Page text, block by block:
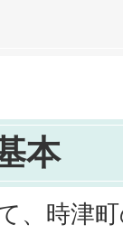
本
、時津